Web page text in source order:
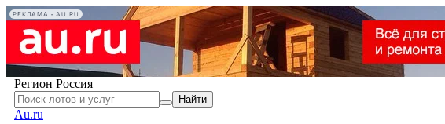
РЕКЛАМА • AU.RU
Регион Россия
Найти
Au.ru